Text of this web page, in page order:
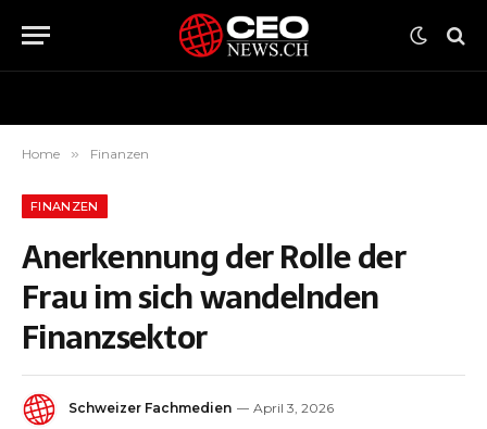
Home » Finanzen
FINANZEN
Anerkennung der Rolle der
Frau im sich wandelnden
Finanzsektor
Schweizer Fachmedien
April 3, 2026